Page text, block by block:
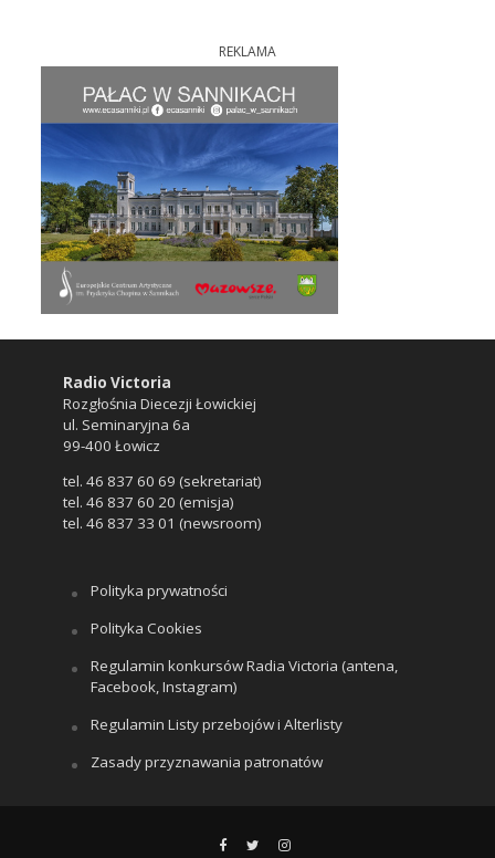
REKLAMA
Radio Victoria
Rozgłośnia Diecezji Łowickiej
ul. Seminaryjna 6a
99-400 Łowicz
tel. 46 837 60 69 (sekretariat)
tel. 46 837 60 20 (emisja)
tel. 46 837 33 01 (newsroom)
Polityka prywatności
Polityka Cookies
Regulamin konkursów Radia Victoria (antena,
Facebook, Instagram)
Regulamin Listy przebojów i Alterlisty
Zasady przyznawania patronatów